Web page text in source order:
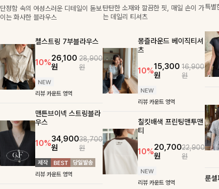
단정함 속의 여성스러운 디테일이 돋보
이는 화사한 블라우스
첼스트링 7부블라우스
10%26,100
원
28,900
원
리뷰 카운트 영역
맨튼브이넥 스트링블라
우스
10%34,900
원
38,700
원
리뷰 카운트 영역
탄탄한 소재와 깔끔한 핏, 매일 손이 가
는 데일리 티셔츠
몽즐라운드 베이직티셔
츠
10%15,300
원
16,900
원
리뷰 카운트 영역
칠킷배색 프린팅맨투맨
티
10%20,700
원
22,900
원
리뷰 카운트 영역
특별
룬